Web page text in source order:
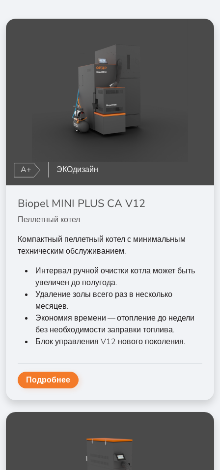
A+ ЭКОдизайн
Biopel MINI PLUS CA V12
Пеллетный котел
Компактный пеллетный котел с минимальным
техническим обслуживанием.
Интервал ручной очистки котла может быть
увеличен до полугода.
Удаление золы всего раз в несколько
месяцев.
Экономия времени — отопление до недели
без необходимости заправки топлива.
Блок управления V12 нового поколения.
Подробнее